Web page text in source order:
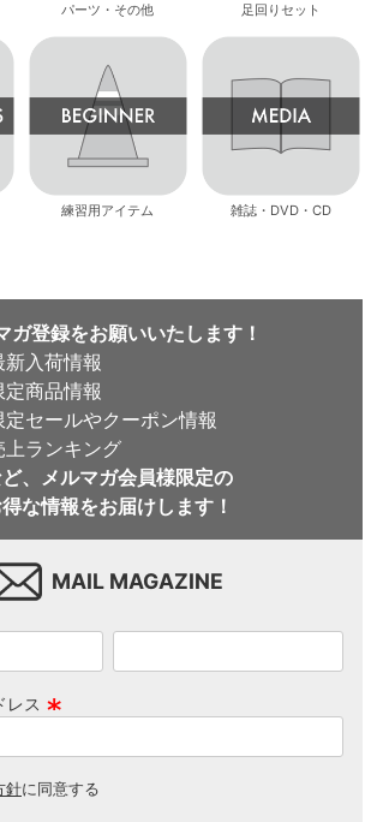
パーツ・その他 足回りセット
練習用アイテム 雑誌・DVD・CD
ガ登録をお願いいたします！
入荷情報
商品情報
セールやクーポン情報
ランキング
、メルマガ会員様限定の
な情報をお届けします！
MAIL MAGAZINE
レス
須
針に同意する